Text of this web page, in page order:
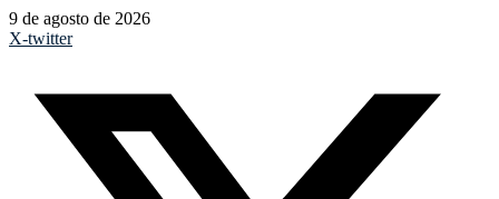
9 de agosto de 2026
X-twitter